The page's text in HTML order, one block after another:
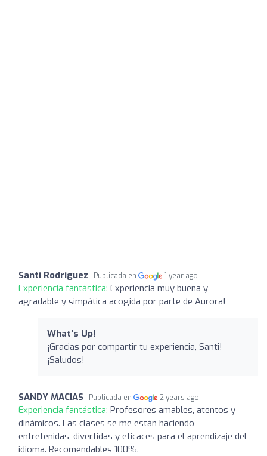
Santi Rodriguez Publicada en 1 year ago
Experiencia fantástica: Experiencia muy buena y
agradable y simpática acogida por parte de Aurora!
What's Up!
¡Gracias por compartir tu experiencia, Santi!
¡Saludos!
SANDY MACIAS Publicada en 2 years ago
Experiencia fantástica: Profesores amables, atentos y
dinámicos. Las clases se me están haciendo
entretenidas, divertidas y eficaces para el aprendizaje del
idioma. Recomendables 100%.